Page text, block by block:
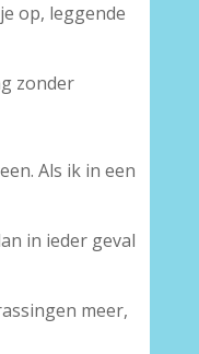
op, leggende
zonder
Als ik in een
in ieder geval
meer,